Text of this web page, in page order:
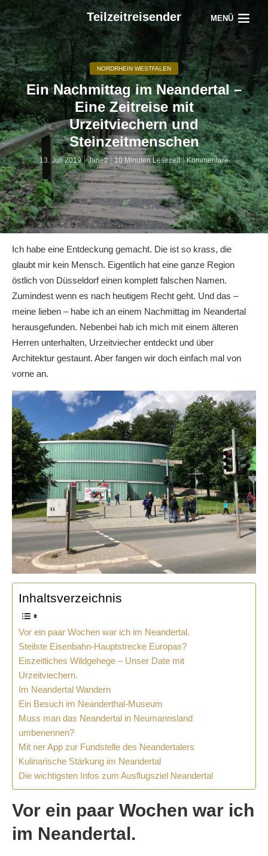
Teilzeitreisender MENÜ
NORDRHEIN WESTFALEN
Ein Nachmittag im Neandertal –
Eine Zeitreise mit
Urzeitviechern und
Steinzeitmenschen
13. Juli 2019 Janett 10 Minuten Lesezeit Kommentare
Ich habe eine Entdeckung gemacht. Die ist so krass, die
glaubt mir kein Mensch. Eigentlich hat eine ganze Region
östlich von Düsseldorf einen komplett falschen Namen.
Zumindest wenn es nach heutigem Recht geht. Und das –
meine lieben – habe ich an einem Nachmittag im Neandertal
herausgefunden. Nebenbei hab ich mich mit einem älteren
Herren unterhalten, Urzeitviecher entdeckt und über
Architektur gestaunt. Aber fangen wir doch einfach mal von
vorne an.
Inhaltsverzeichnis
Vor ein paar Wochen war ich im Neandertal.
Steilste Eisenbahn-Hauptstrecke Europas?
Eiszeitliches Wildgehege – Unser Date mit
Urzeitviechern.
Im Neandertal Wandern
Ein Besuch im Neanderthal-Museum
Muss man das Neandertal in Neumannsland
umbenennen?
Mit ner App zur Fundstelle des Neandertalers
Kulinarische Stärkung im Neandertal
Die wichtigsten Infos zum Ausflugsziel Neandertal
Vor ein paar Wochen war ich
im Neandertal.